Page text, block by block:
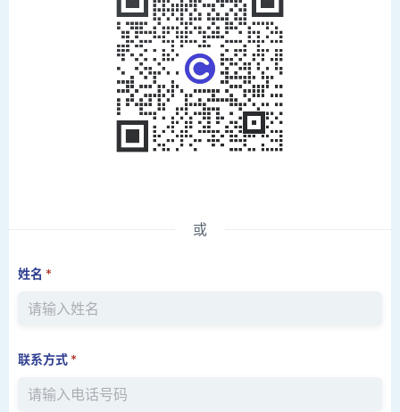
或
姓名 *
联系方式 *